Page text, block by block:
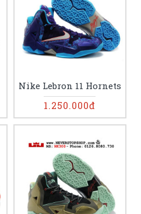
Nike Lebron 11 Hornets
1.250.000đ